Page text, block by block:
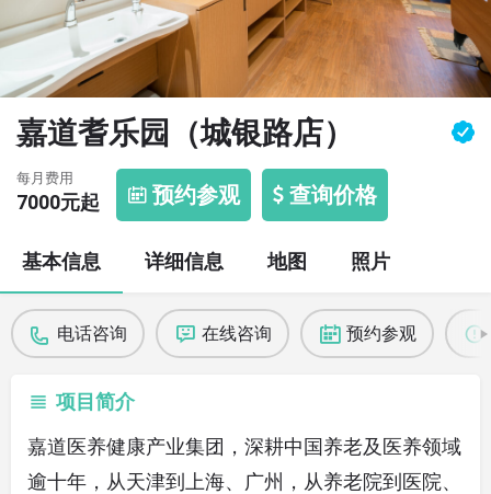
嘉道耆乐园（城银路店）
每月费用
7000元起 预约参观 查询价格
基本信息 详细信息 地图 照片
电话咨询 在线咨询 预约参观
项目简介
嘉道医养健康产业集团，深耕中国养老及医养领域
逾十年，从天津到上海、广州，从养老院到医院、